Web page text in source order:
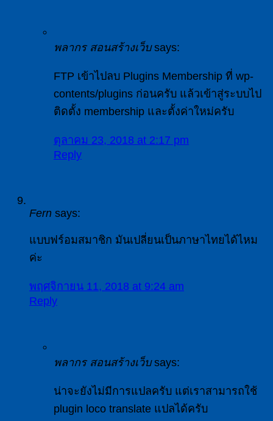
พลากร สอนสร้างเว็บ says:
FTP เข้าไปลบ Plugins Membership ที่ wp-
contents/plugins ก่อนครับ แล้วเข้าสู่ระบบไป
ติดตั้ง membership และตั้งค่าใหม่ครับ
ตุลาคม 23, 2018 at 2:17 pm
Reply
Fern says:
แบบฟร์อมสมาชิก มันเปลี่ยนเป็นภาษาไทยได้ไหม
ค่ะ
พฤศจิกายน 11, 2018 at 9:24 am
Reply
พลากร สอนสร้างเว็บ says:
น่าจะยังไม่มีการแปลครับ แต่เราสามารถใช้
plugin loco translate แปลได้ครับ